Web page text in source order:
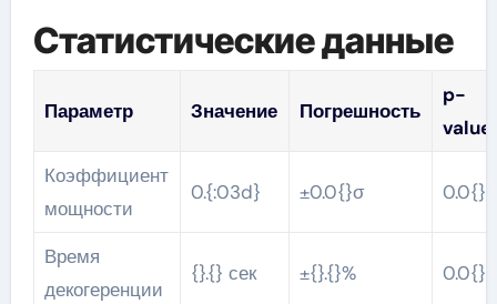
Статистические данные
Параметр Значение Погрешность
p-
value
Коэффициент
мощности
0.{:03d} ±0.0{}σ 0.0{}
Время
декогеренции
{}.{} сек ±{}.{}% 0.0{}